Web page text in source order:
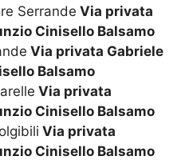
Serrande Via privata
Cinisello Balsamo
Via privata Gabriele
Balsamo
Via privata
Cinisello Balsamo
Via privata
Cinisello Balsamo